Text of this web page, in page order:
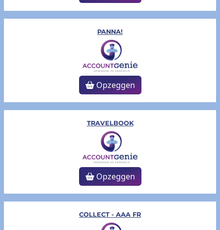
PANNA!
Opzeggen
TRAVELBOOK
Opzeggen
COLLECT - AAA FR